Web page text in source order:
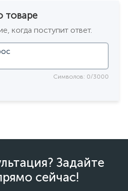
товаре
когда поступит ответ.
Символов: 0/3000
Задайте
сейчас!